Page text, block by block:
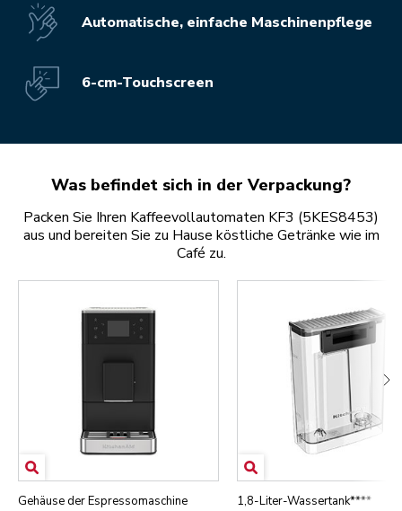
Automatische, einfache Maschinenpflege
6-cm-Touchscreen
Was befindet sich in der Verpackung?
Packen Sie Ihren Kaffeevollautomaten KF3 (5KES8453)
aus und bereiten Sie zu Hause köstliche Getränke wie im
Café zu.
Gehäuse der Espressomaschine 1,8-Liter-Wassertank****